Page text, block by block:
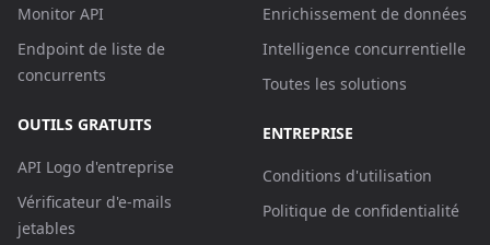
Monitor API
Endpoint de liste de
concurrents
OUTILS GRATUITS
API Logo d'entreprise
Vérificateur d'e-mails
jetables
Enrichissement de données
Intelligence concurrentielle
Toutes les solutions
ENTREPRISE
Conditions d'utilisation
Politique de confidentialité